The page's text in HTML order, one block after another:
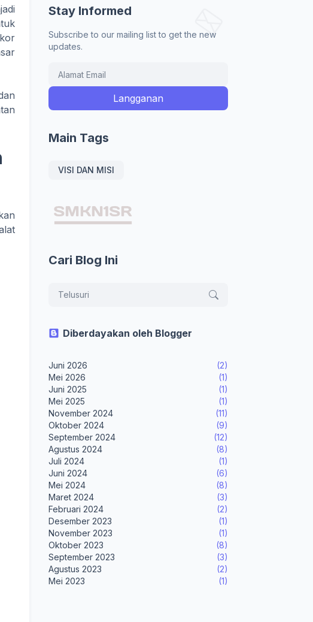
Stay Informed
Subscribe to our mailing list to get the new
updates.
Main Tags
VISI DAN MISI
Cari Blog Ini
Diberdayakan oleh Blogger
Juni 2026
(2)
Mei 2026
(1)
Juni 2025
(1)
Mei 2025
(1)
November 2024
(11)
Oktober 2024
(9)
September 2024
(12)
Agustus 2024
(8)
Juli 2024
(1)
Juni 2024
(6)
Mei 2024
(8)
Maret 2024
(3)
Februari 2024
(2)
Desember 2023
(1)
November 2023
(1)
Oktober 2023
(8)
September 2023
(3)
Agustus 2023
(2)
Mei 2023
(1)